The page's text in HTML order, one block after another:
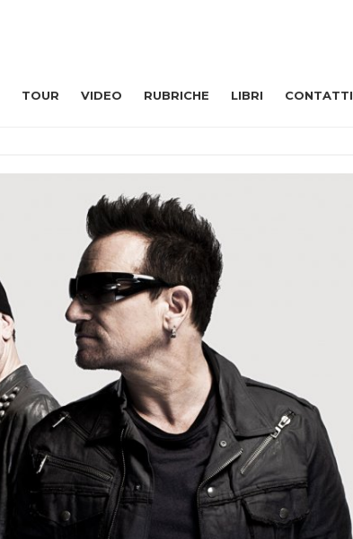
TOUR VIDEO RUBRICHE LIBRI CONTATTI